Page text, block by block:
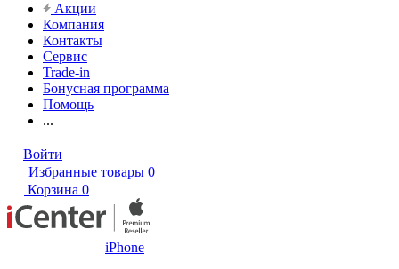
Акции
Компания
Контакты
Сервис
Trade-in
Бонусная программа
Помощь
...
Войти
Избранные товары 0
Корзина 0
iPhone